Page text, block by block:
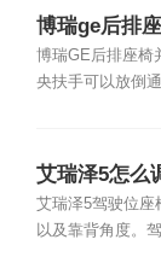
博瑞ge后排
排座椅怎么
博瑞GE后排座椅
央扶手可以放倒
艾瑞泽5怎么
节开关图解
艾瑞泽5驾驶位座
以及靠背角度。